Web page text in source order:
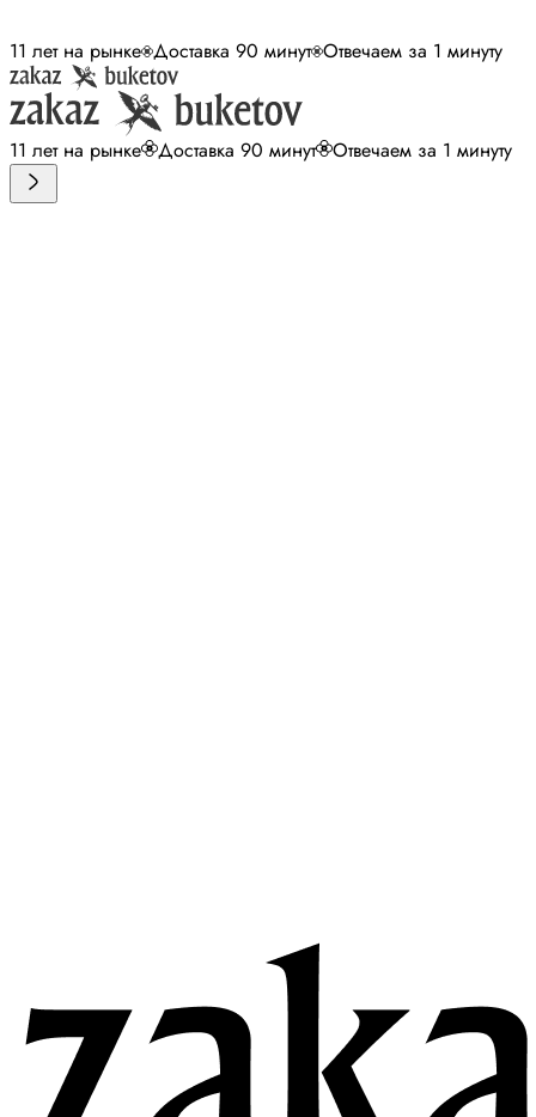
11 лет на рынке Доставка 90 минут Отвечаем за 1 минуту
11 лет на рынке Доставка 90 минут Отвечаем за 1 минуту